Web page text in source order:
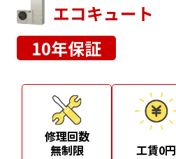
エコキュート
10年保証
修理回数
無制限
工賃0円